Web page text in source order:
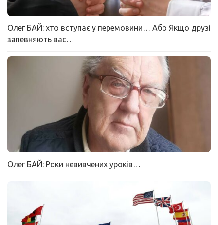
Олег БАЙ: хто вступає у перемовини… Або Якщо друзі
запевняють вас…
Олег БАЙ: Роки невивчених уроків…